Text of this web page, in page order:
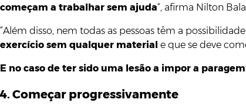
começam a trabalhar sem ajuda“, afirma Nilton
“Além disso, nem todas as pessoas têm a
exercício sem qualquer material e que se deve
E no caso de ter sido uma lesão a impor a
4. Começar progressivamente